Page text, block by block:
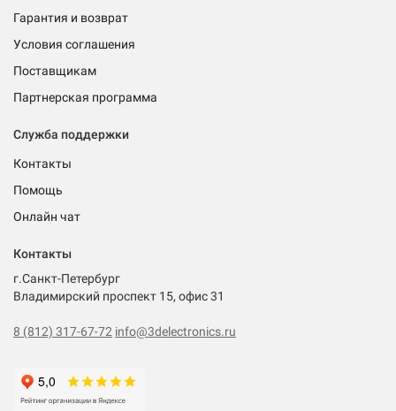
Гарантия и возврат
Условия соглашения
Поставщикам
Партнерская программа
Служба поддержки
Контакты
Помощь
Онлайн чат
Контакты
г.Санкт-Петербург
Владимирский проспект 15, офис 31
8 (812) 317-67-72 info@3delectronics.ru